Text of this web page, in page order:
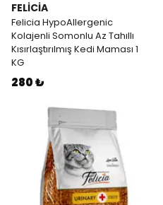
FELİCİA
Felicia HypoAllergenic
Kolajenli Somonlu Az Tahıllı
Kısırlaştırılmış Kedi Maması 1
KG
280 ₺